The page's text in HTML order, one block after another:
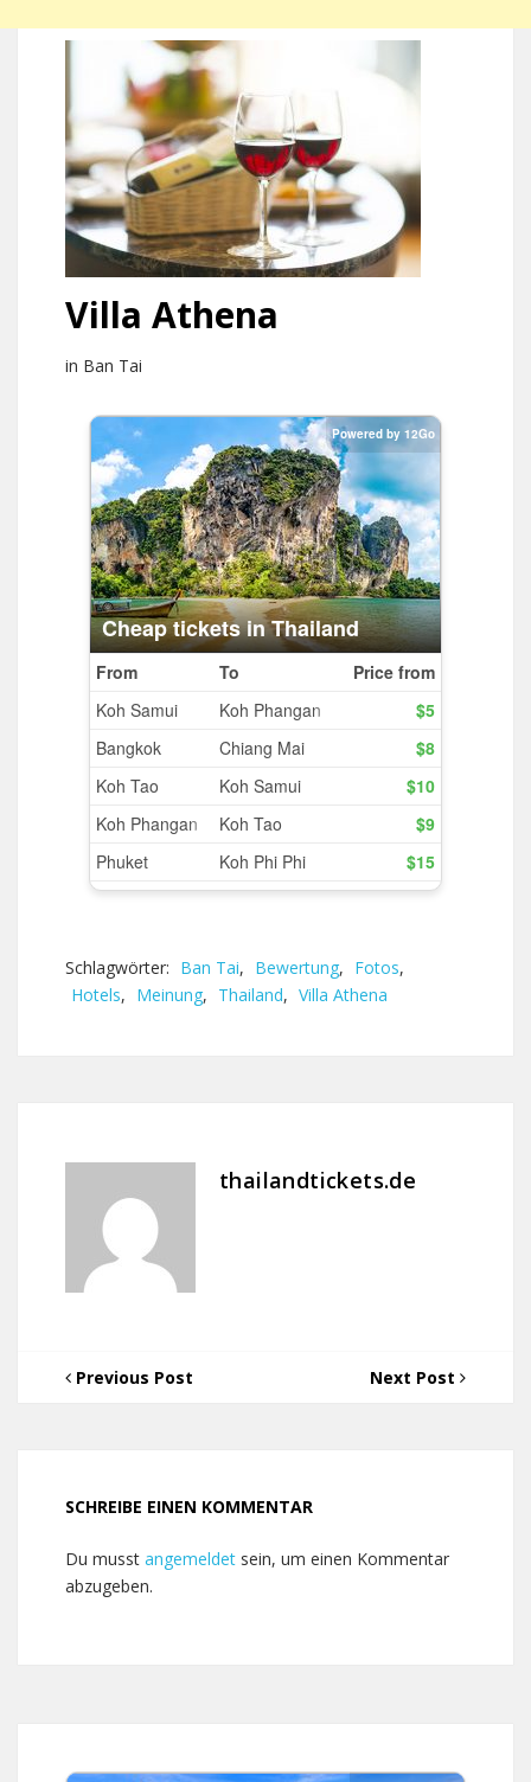
Villa Athena
in Ban Tai
Schlagwörter: Ban Tai, Bewertung, Fotos,
Hotels, Meinung, Thailand, Villa Athena
thailandtickets.de
Previous Post Next Post
SCHREIBE EINEN KOMMENTAR
Du musst angemeldet sein, um einen Kommentar
abzugeben.